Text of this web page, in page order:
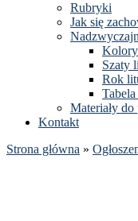
Rubryki
Jak się
Szaty
Rok
Materiały do
Kontakt
Strona główna »